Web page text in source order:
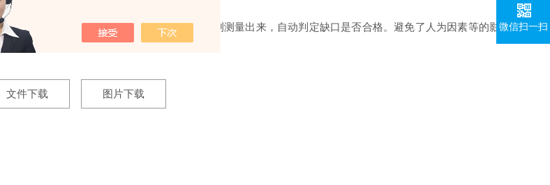
响冲击缺口检测造成误差。
角度、深度、半径以及各个尺寸的加工误差测测量出来，自动判定缺口是否合格。避免了人为因素等的影
文件下载 图片下载
微信扫一扫